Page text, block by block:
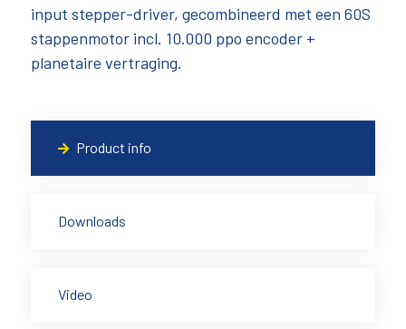
input stepper-driver, gecombineerd met een 60S
stappenmotor incl. 10.000 ppo encoder +
planetaire vertraging.
Product info
Downloads
Video